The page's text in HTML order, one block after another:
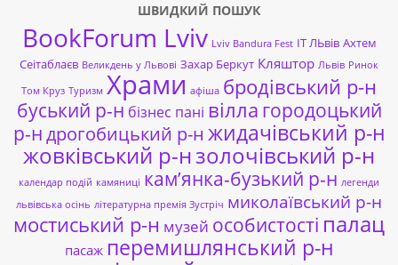
ШВИДКИЙ ПОШУК
BookForum Lviv Lviv Bandura Fest ІТ ЛЬвів Ахтем
Сеітаблаєв Великдень у Львові Захар Беркут Кляштор Львів Ринок
Том Круз Туризм Храми афіша бродівський р-н
буський р-н бізнес пані вілла городоцький
р-ндрогобицький р-н жидачівський р-н
жовківський р-нзолочівський р-н
календар подій камяниці кам’янка-бузький р-н легенди
львівська осінь літературна премія Зустріч миколаївський р-н
мостиський р-н музей особистості палац
пасаж перемишлянський р-н